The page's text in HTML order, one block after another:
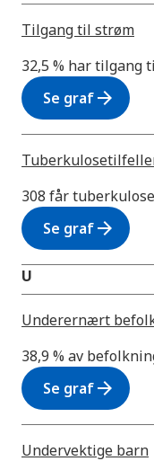
Tilgang til strøm
32,5 % har tilgang
Se grafarrow_forward
308 får
Se grafarrow_forward
U
Underernært
38,9 % av
Se grafarrow_forward
Undervektige barn